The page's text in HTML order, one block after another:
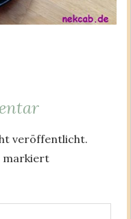
veröffentlicht.
markiert